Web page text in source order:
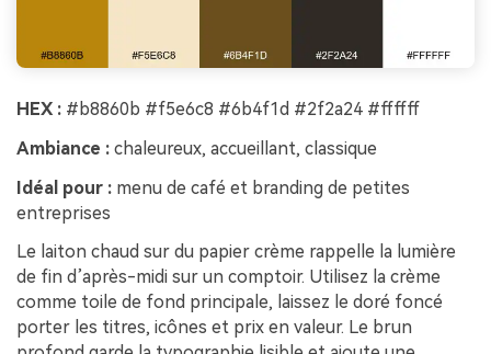
HEX : #b8860b #f5e6c8 #6b4f1d #2f2a24 #ffffff
Ambiance : chaleureux, accueillant, classique
Idéal pour : menu de café et branding de petites
entreprises
Le laiton chaud sur du papier crème rappelle la lumière
de fin d’après-midi sur un comptoir. Utilisez la crème
comme toile de fond principale, laissez le doré foncé
porter les titres, icônes et prix en valeur. Le brun